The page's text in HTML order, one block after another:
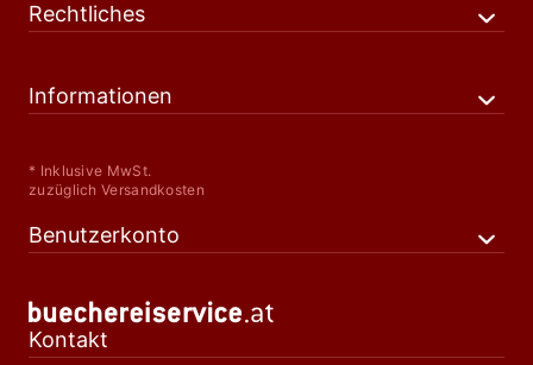
Rechtliches
Informationen
* Inklusive MwSt.
zuzüglich Versandkosten
Benutzerkonto
Kontakt